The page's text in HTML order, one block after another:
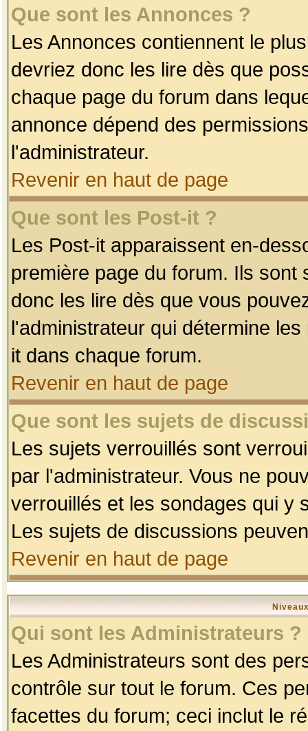
Que sont les Annonces ?
Les Annonces contiennent le
devriez donc les lire dès que
chaque page du forum dans
annonce dépend des
l'administrateur.
Revenir en haut de page
Que sont les Post-it ?
Les Post-it apparaissent en-
première page du forum. Ils
donc les lire dès que vous
l'administrateur qui détermine
it dans chaque forum.
Revenir en haut de page
Que sont les sujets de
Les sujets verrouillés sont
par l'administrateur. Vous ne
verrouillés et les sondages qui y
Les sujets de discussions
Revenir en haut de page
Qui sont les Administrateurs ?
Les Administrateurs sont des
contrôle sur tout le forum. Ces
facettes du forum; ceci inclut le